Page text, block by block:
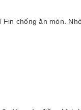
chống ăn mòn.